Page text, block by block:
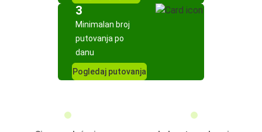
3
Minimalan broj
putovanja po
danu
Pogledaj putovanja